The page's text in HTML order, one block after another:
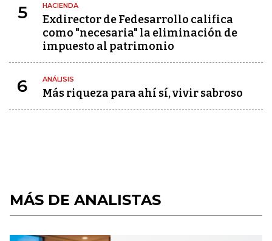
5 HACIENDA
Exdirector de Fedesarrollo califica
como "necesaria" la eliminación de
impuesto al patrimonio
6 ANÁLISIS
Más riqueza para ahí sí, vivir sabroso
MÁS DE ANALISTAS